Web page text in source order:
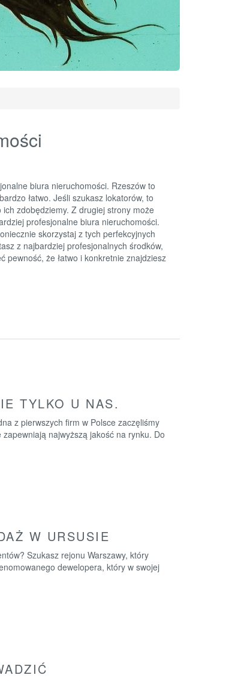
biura nieruchomości. Rzeszów to
łatwo. Jeśli szukasz lokatorów, to
zdobędziemy. Z drugiej strony może
profesjonalne biura nieruchomości.
skorzystaj z tych perfekcyjnych
z najbardziej profesjonalnych środków,
pewność, że łatwo i konkretnie znajdziesz
TYLKO U NAS.
z pierwszych firm w Polsce zaczęliśmy
najwyższą jakość na rynku. Do
W URSUSIE
Szukasz rejonu Warszawy, który
dewelopera, który w swojej